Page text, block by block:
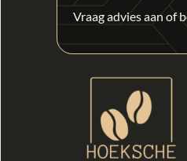
Vraag advies aan of